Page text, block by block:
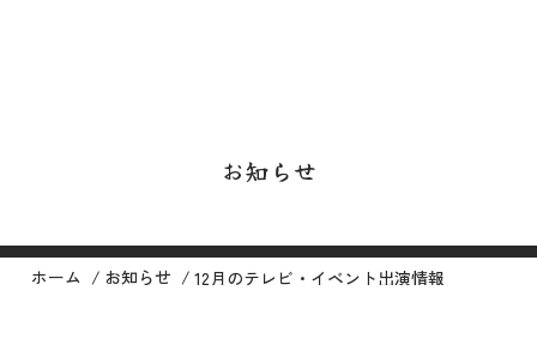
お知らせ
ホーム / お知らせ / 12月のテレビ・イベント出演情報